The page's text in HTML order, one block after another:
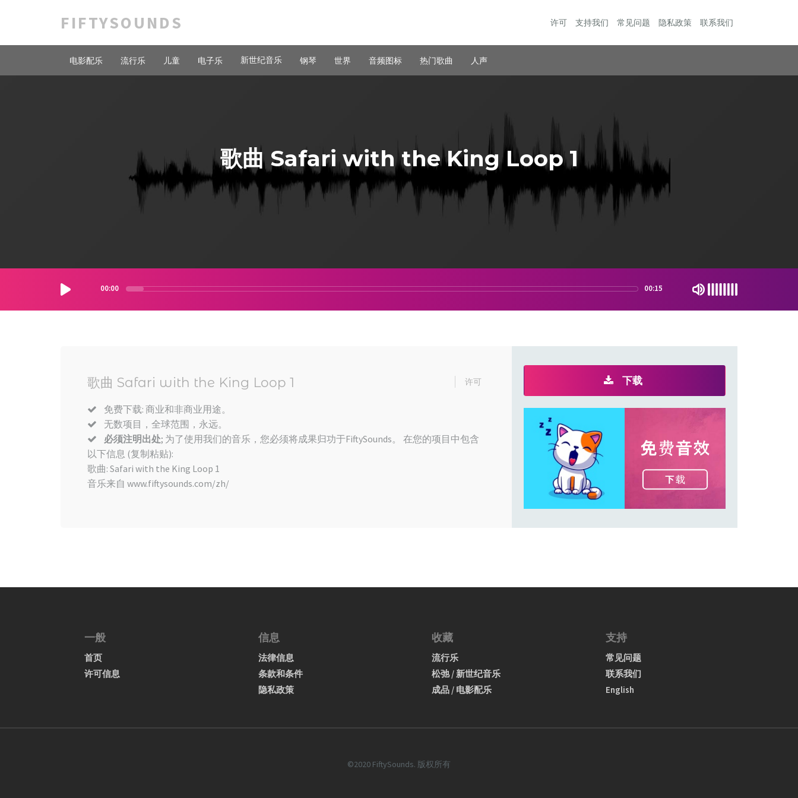
FIFTYSOUNDS 许可 支持我们 常见问题 隐私政策 联系我们
电影配乐 流行乐 儿童 电子乐 新世纪音乐 钢琴 世界 音频图标 热门歌曲 人声
歌曲 Safari with the King Loop 1
00:00 00:15
歌曲 Safari with the King Loop 1 许可
免费下载: 商业和非商业用途。
无数项目，全球范围，永远。
必须注明出处; 为了使用我们的音乐，您必须将成果归功于FiftySounds。 在您的项目中包含
以下信息 (复制粘贴):
歌曲: Safari with the King Loop 1
音乐来自 www.fiftysounds.com/zh/
下载
一般
首页
许可信息
信息
法律信息
条款和条件
隐私政策
收藏
流行乐
松弛 / 新世纪音乐
成品 / 电影配乐
支持
常见问题
联系我们
English
©2020 FiftySounds. 版权所有